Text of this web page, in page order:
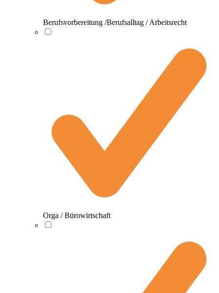
Berufsvorbereitung /Berufsalltag / Arbeitsrecht
Orga / Bürowirtschaft